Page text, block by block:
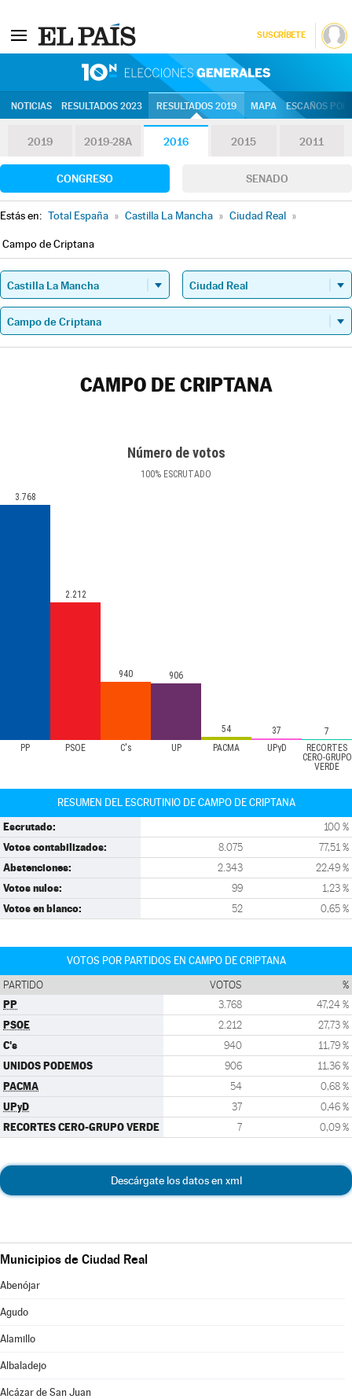
SUSCRÍBETE
NOTICIAS RESULTADOS 2023 RESULTADOS 2019 MAPA ESCAÑOS
2019 2019-28A 2016 2015 2011
CONGRESO SENADO
Estás en: Total España » Castilla La Mancha » Ciudad Real »
Campo de Criptana
CAMPO DE CRIPTANA
Número de votos
100% ESCRUTADO
PP PSOE C's UP PACMA UPyD
RECORTES
CERO-GRUPO
VERDE
3.768
2.212
940 906
54 37 7
RESUMEN DEL ESCRUTINIO DE CAMPO DE CRIPTANA
Escrutado: 100 %
Votos contabilizados: 8.075 77,51 %
Abstenciones: 2.343 22,49 %
Votos nulos: 99 1,23 %
Votos en blanco: 52 0,65 %
VOTOS POR PARTIDOS EN CAMPO DE CRIPTANA
PARTIDO VOTOS %
PP 3.768 47,24 %
PSOE 2.212 27,73 %
C's 940 11,79 %
UNIDOS PODEMOS 906 11,36 %
PACMA 54 0,68 %
UPyD 37 0,46 %
RECORTES CERO-GRUPO VERDE 7 0,09 %
Descárgate los datos en xml
Municipios de Ciudad Real
Abenójar
Agudo
Alamillo
Albaladejo
Alcázar de San Juan